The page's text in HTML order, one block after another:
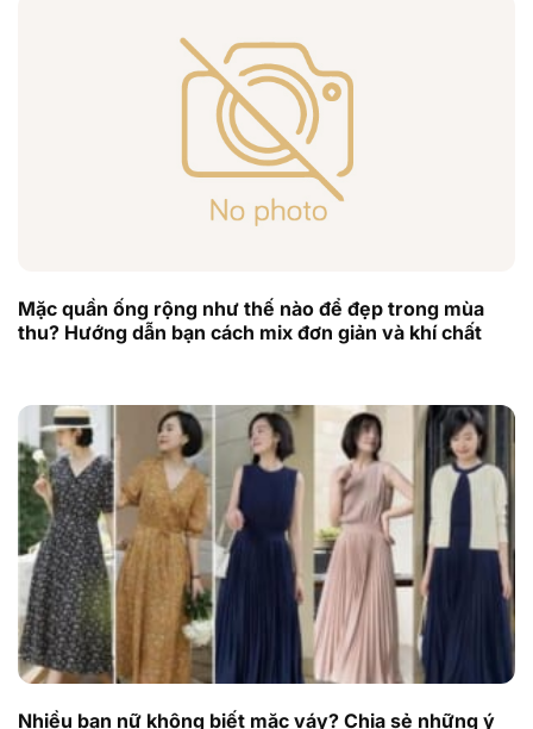
Mặc quần ống rộng như thế nào để đẹp trong mùa
thu? Hướng dẫn bạn cách mix đơn giản và khí chất
Nhiều bạn nữ không biết mặc váy? Chia sẻ những ý